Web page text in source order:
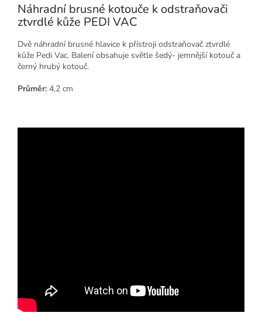
Náhradní brusné kotouče k odstraňovači
ztvrdlé kůže PEDI VAC
Dvě náhradní brusné hlavice k přístroji odstraňovač ztvrdlé
kůže Pedi Vac. Balení obsahuje světle šedý- jemnější kotouč a
černý hrubý kotouč.
Průměr: 4,2 cm